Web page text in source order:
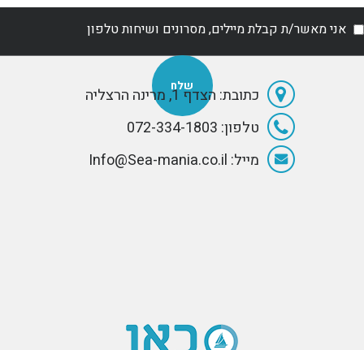
אני מאשר/ת קבלת מיילים, מסרונים ושיחות טלפון
כתובת: הצדף 1, מרינה הרצליה
טלפון: 072-334-1803
מייל: Info@Sea-mania.co.il